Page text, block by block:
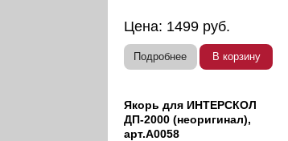
Цена: 1499 руб.
Подробнее В корзину
Якорь для ИНТЕРСКОЛ
ДП-2000 (неоригинал),
арт.A0058